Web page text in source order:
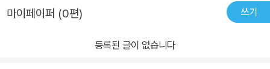
마이페이퍼 (0편) 쓰기
등록된 글이 없습니다